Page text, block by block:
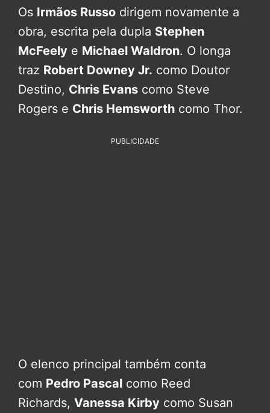
Os Irmãos Russo dirigem novamente a
obra, escrita pela dupla Stephen
McFeely e Michael Waldron. O longa
traz Robert Downey Jr. como Doutor
Destino, Chris Evans como Steve
Rogers e Chris Hemsworth como Thor.
PUBLICIDADE
O elenco principal também conta
com Pedro Pascal como Reed
Richards, Vanessa Kirby como Susan